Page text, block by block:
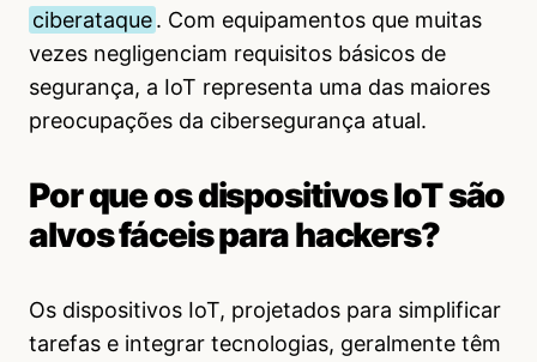
ciberataque. Com equipamentos que muitas
vezes negligenciam requisitos básicos de
segurança, a IoT representa uma das maiores
preocupações da cibersegurança atual.
Por que os dispositivos IoT são
alvos fáceis para hackers?
Os dispositivos IoT, projetados para simplificar
tarefas e integrar tecnologias, geralmente têm